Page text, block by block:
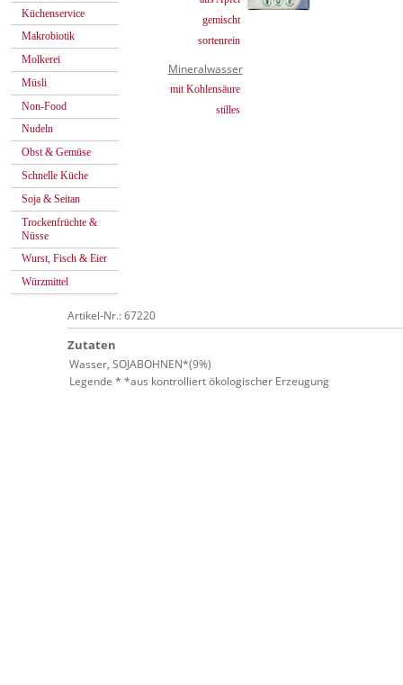
Küchenservice
Makrobiotik
Molkerei
Müsli
Non-Food
Nudeln
Obst & Gemüse
Schnelle Küche
Soja & Seitan
Trockenfrüchte &
Nüsse
Wurst, Fisch & Eier
Würzmittel
gemischt
sortenrein
Mineralwasser
mit Kohlensäure
stilles
Artikel-Nr.: 67220
Zutaten
Wasser, SOJABOHNEN*(9%)
Legende * *aus kontrolliert ökologischer Erzeugung